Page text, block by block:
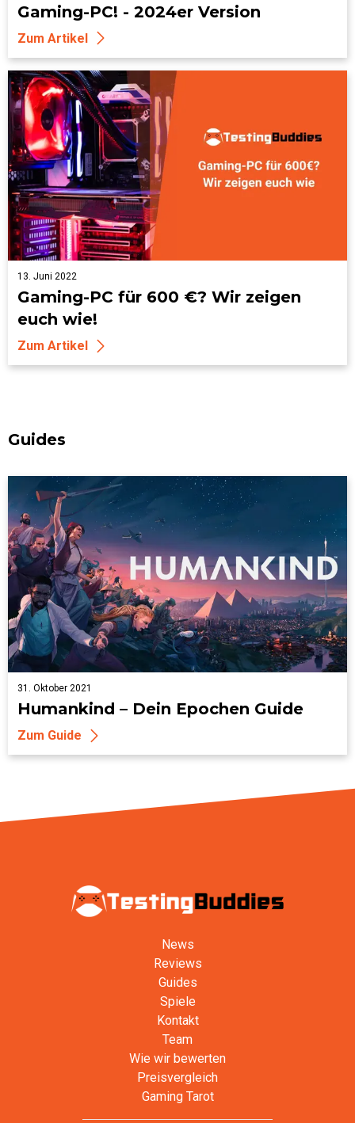
Gaming-PC! - 2024er Version
Zum Artikel
13. Juni 2022
Gaming-PC für 600 €? Wir zeigen
euch wie!
Zum Artikel
Guides
31. Oktober 2021
Humankind – Dein Epochen Guide
Zum Guide
News
Reviews
Guides
Spiele
Kontakt
Team
Wie wir bewerten
Preisvergleich
Gaming Tarot